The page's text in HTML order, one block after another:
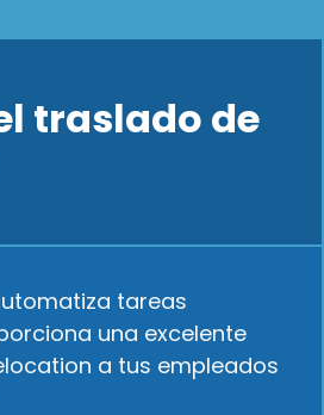
traslado de
tareas
una excelente
a tus empleados